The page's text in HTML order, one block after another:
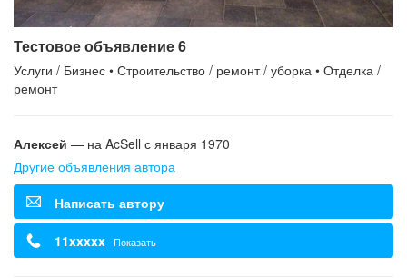
Тестовое объявление 6
Услуги / Бизнес • Строительство / ремонт / уборка • Отделка /
ремонт
Алексей — на AcSell с января 1970
Другие объявления автора
Написать автору
11xxxxx Показать